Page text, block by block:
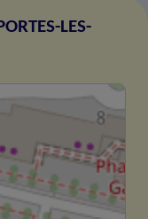
LES-